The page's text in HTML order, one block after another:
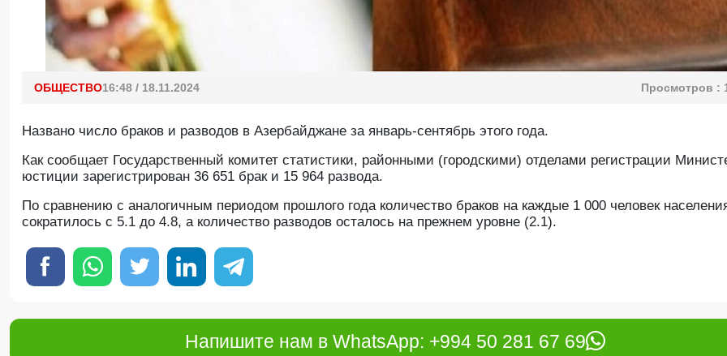
ОБЩЕСТВО16:48 / 18.11.2024 Просмотров :
Названо число браков и разводов в Азербайджане за январь-сентябрь этого года.
Как сообщает Государственный комитет статистики, районными (городскими) отделами регистрации
юстиции зарегистрирован 36 651 брак и 15 964 развода.
По сравнению с аналогичным периодом прошлого года количество браков на каждые 1 000 человек
сократилось с 5.1 до 4.8, а количество разводов осталось на прежнем уровне (2.1).
Напишите нам в WhatsApp: +994 50 281 67 69